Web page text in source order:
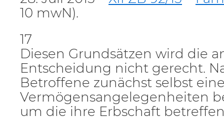
10 mwN).
17
Diesen Grundsätzen wird die
Entscheidung nicht gerecht.
Betroffene zunächst selbst
Vermögensangelegenheiten
um die ihre Erbschaft